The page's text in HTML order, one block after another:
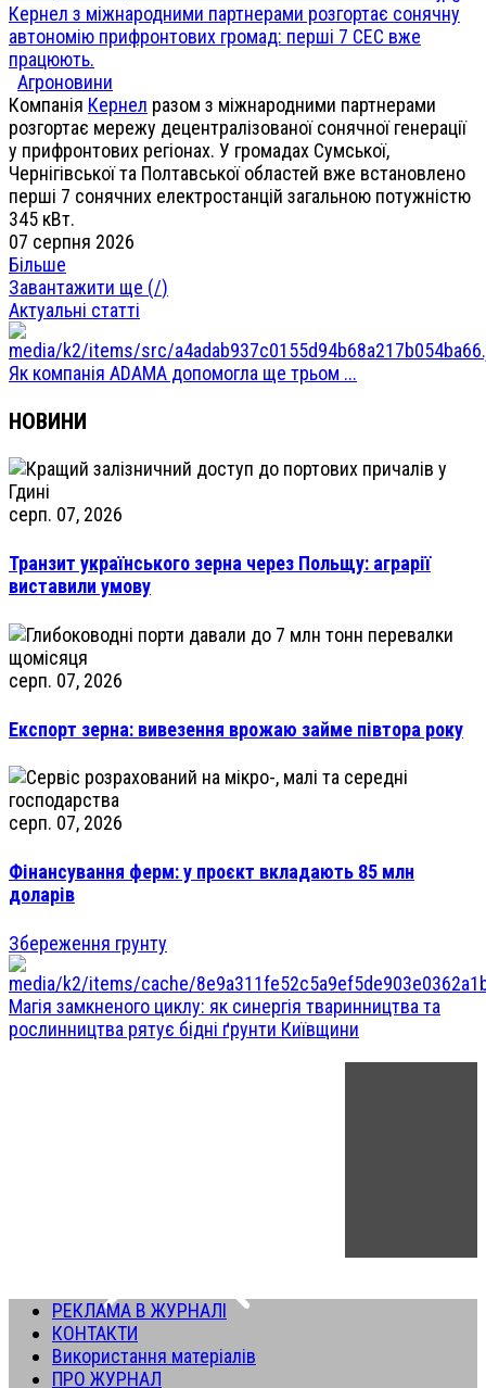
Кернел з міжнародними партнерами розгортає сонячну
автономію прифронтових громад: перші 7 СЕС вже
працюють.
Агроновини
Компанія Кернел разом з міжнародними партнерами
розгортає мережу децентралізованої сонячної генерації
у прифронтових регіонах. У громадах Сумської,
Чернігівської та Полтавської областей вже встановлено
перші 7 сонячних електростанцій загальною потужністю
345 кВт.
07 серпня 2026
Більше
Завантажити ще (/)
Актуальні статті
Як компанія ADAMA допомогла ще трьом ...
НОВИНИ
серп. 07, 2026
Транзит українського зерна через Польщу: аграрії
виставили умову
серп. 07, 2026
Експорт зерна: вивезення врожаю займе півтора року
серп. 07, 2026
Фінансування ферм: у проєкт вкладають 85 млн
доларів
Збереження грунту
Магія замкненого циклу: як синергія тваринництва та
рослинництва рятує бідні ґрунти Київщини
РЕКЛАМА В ЖУРНАЛІ
КОНТАКТИ
Використання матеріалів
ПРО ЖУРНАЛ